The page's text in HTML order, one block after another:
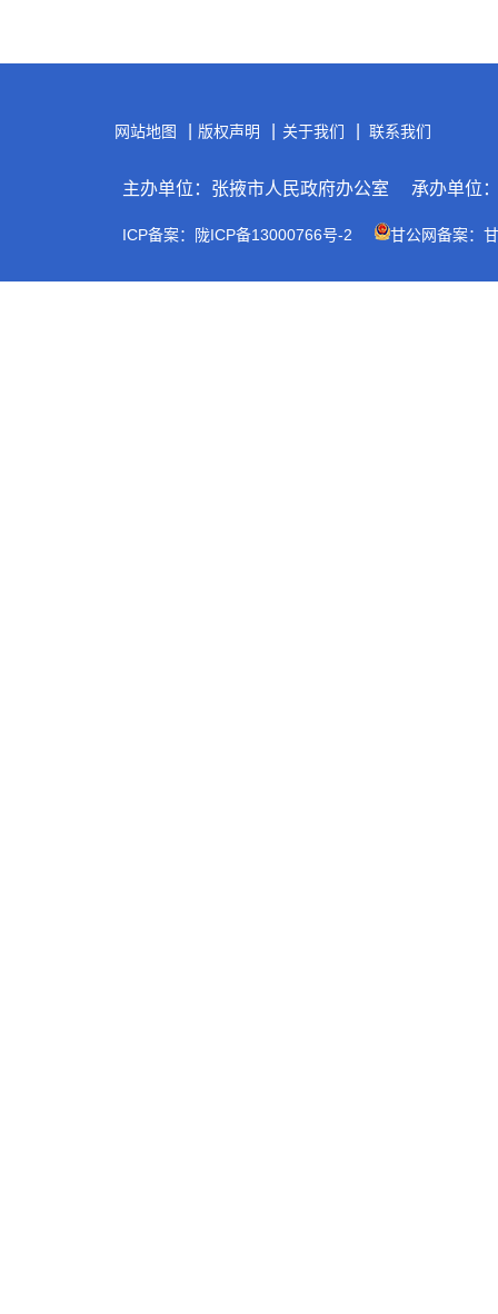
网站地图 版权声明 关于我们 联系我们
主办单位：张掖市人民政府办公室 承办单位
ICP备案：陇ICP备13000766号-2 甘公网备案：